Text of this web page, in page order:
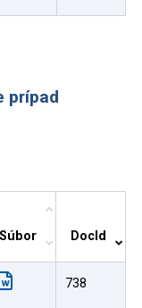
prípad
Súbor DocId
738